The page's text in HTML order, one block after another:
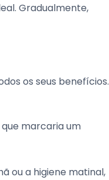
Gradualmente,
os seus benefícios.
marcaria um
ou a higiene matinal,